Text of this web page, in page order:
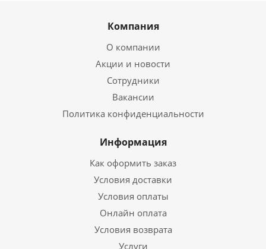
Компания
О компании
Акции и новости
Сотрудники
Вакансии
Политика конфиденциальности
Информация
Как оформить заказ
Условия доставки
Условия оплаты
Онлайн оплата
Условия возврата
Услуги